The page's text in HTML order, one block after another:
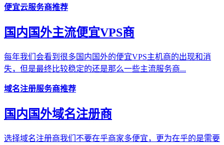
便宜云服务商推荐
国内国外主流便宜VPS商
每年我们会看到很多国内国外的便宜VPS主机商的出现和消
失，但是最终比较稳定的还是那么一些主流服务商...
域名注册服务商推荐
国内国外域名注册商
选择域名注册商我们不要在乎商家多便宜，更为在乎的是需要